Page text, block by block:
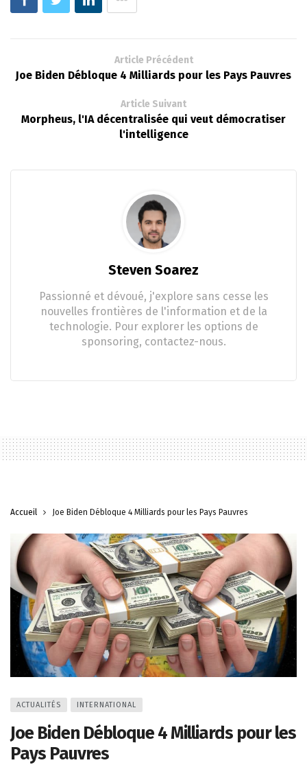
Article Précédent
Joe Biden Débloque 4 Milliards pour les Pays Pauvres
Article Suivant
Morpheus, l'IA décentralisée qui veut démocratiser
l'intelligence
Steven Soarez
Passionné et dévoué, j'explore sans cesse les
nouvelles frontières de l'information et de la
technologie. Pour explorer les options de
sponsoring, contactez-nous.
Accueil Joe Biden Débloque 4 Milliards pour les Pays Pauvres
ACTUALITÉS INTERNATIONAL
Joe Biden Débloque 4 Milliards pour les
Pays Pauvres